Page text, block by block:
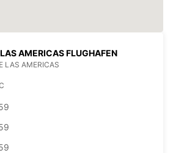
AMERICAS FLUGHAFEN
LAS AMERICAS